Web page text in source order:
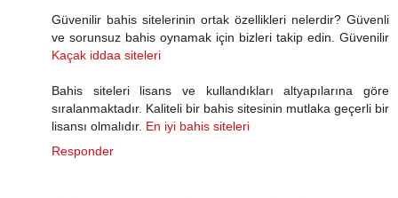
Güvenilir bahis sitelerinin ortak özellikleri nelerdir? Güvenli
ve sorunsuz bahis oynamak için bizleri takip edin. Güvenilir
Kaçak iddaa siteleri
Bahis siteleri lisans ve kullandıkları altyapılarına göre
sıralanmaktadır. Kaliteli bir bahis sitesinin mutlaka geçerli bir
lisansı olmalıdır. En iyi bahis siteleri
Responder